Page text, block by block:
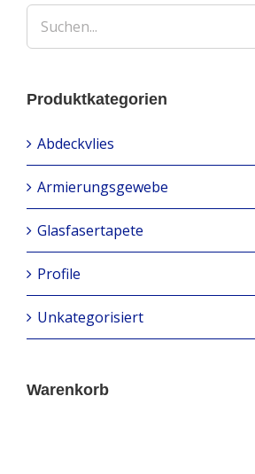
Produktkategorien
Abdeckvlies
Armierungsgewebe
Glasfasertapete
Profile
Unkategorisiert
Warenkorb